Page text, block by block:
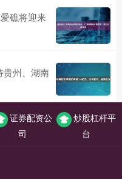
礁将迎来
贵州、湖南
证券配资公
司
炒股杠杆平
台